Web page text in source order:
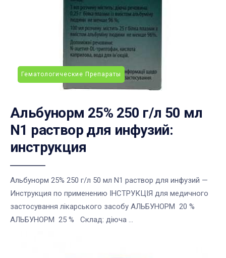
Гематологические Препараты
Альбунорм 25% 250 г/л 50 мл
N1 раствор для инфузий:
инструкция
Альбунорм 25% 250 г/л 50 мл N1 раствор для инфузий —
Инструкция по применению ІНСТРУКЦІЯ для медичного
застосування лікарського засобу АЛЬБУНОРМ 20 %
АЛЬБУНОРМ 25 % Склад: діюча ...